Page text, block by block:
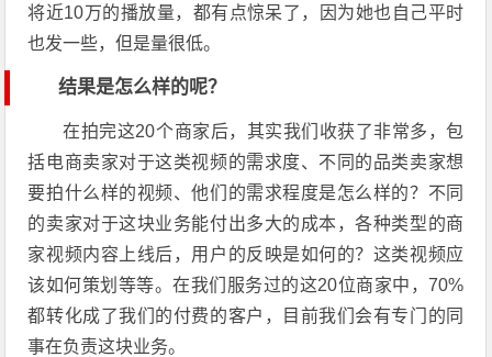
将近10万的播放量，都有点惊呆了，因为她也自己平时
也发一些，但是量很低。
结果是怎么样的呢？
在拍完这20个商家后，其实我们收获了非常多，包
括电商卖家对于这类视频的需求度、不同的品类卖家想
要拍什么样的视频、他们的需求程度是怎么样的？不同
的卖家对于这块业务能付出多大的成本，各种类型的商
家视频内容上线后，用户的反映是如何的？这类视频应
该如何策划等等。在我们服务过的这20位商家中，70%
都转化成了我们的付费的客户，目前我们会有专门的同
事在负责这块业务。